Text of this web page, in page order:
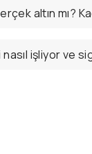
altın mı?
işliyor ve